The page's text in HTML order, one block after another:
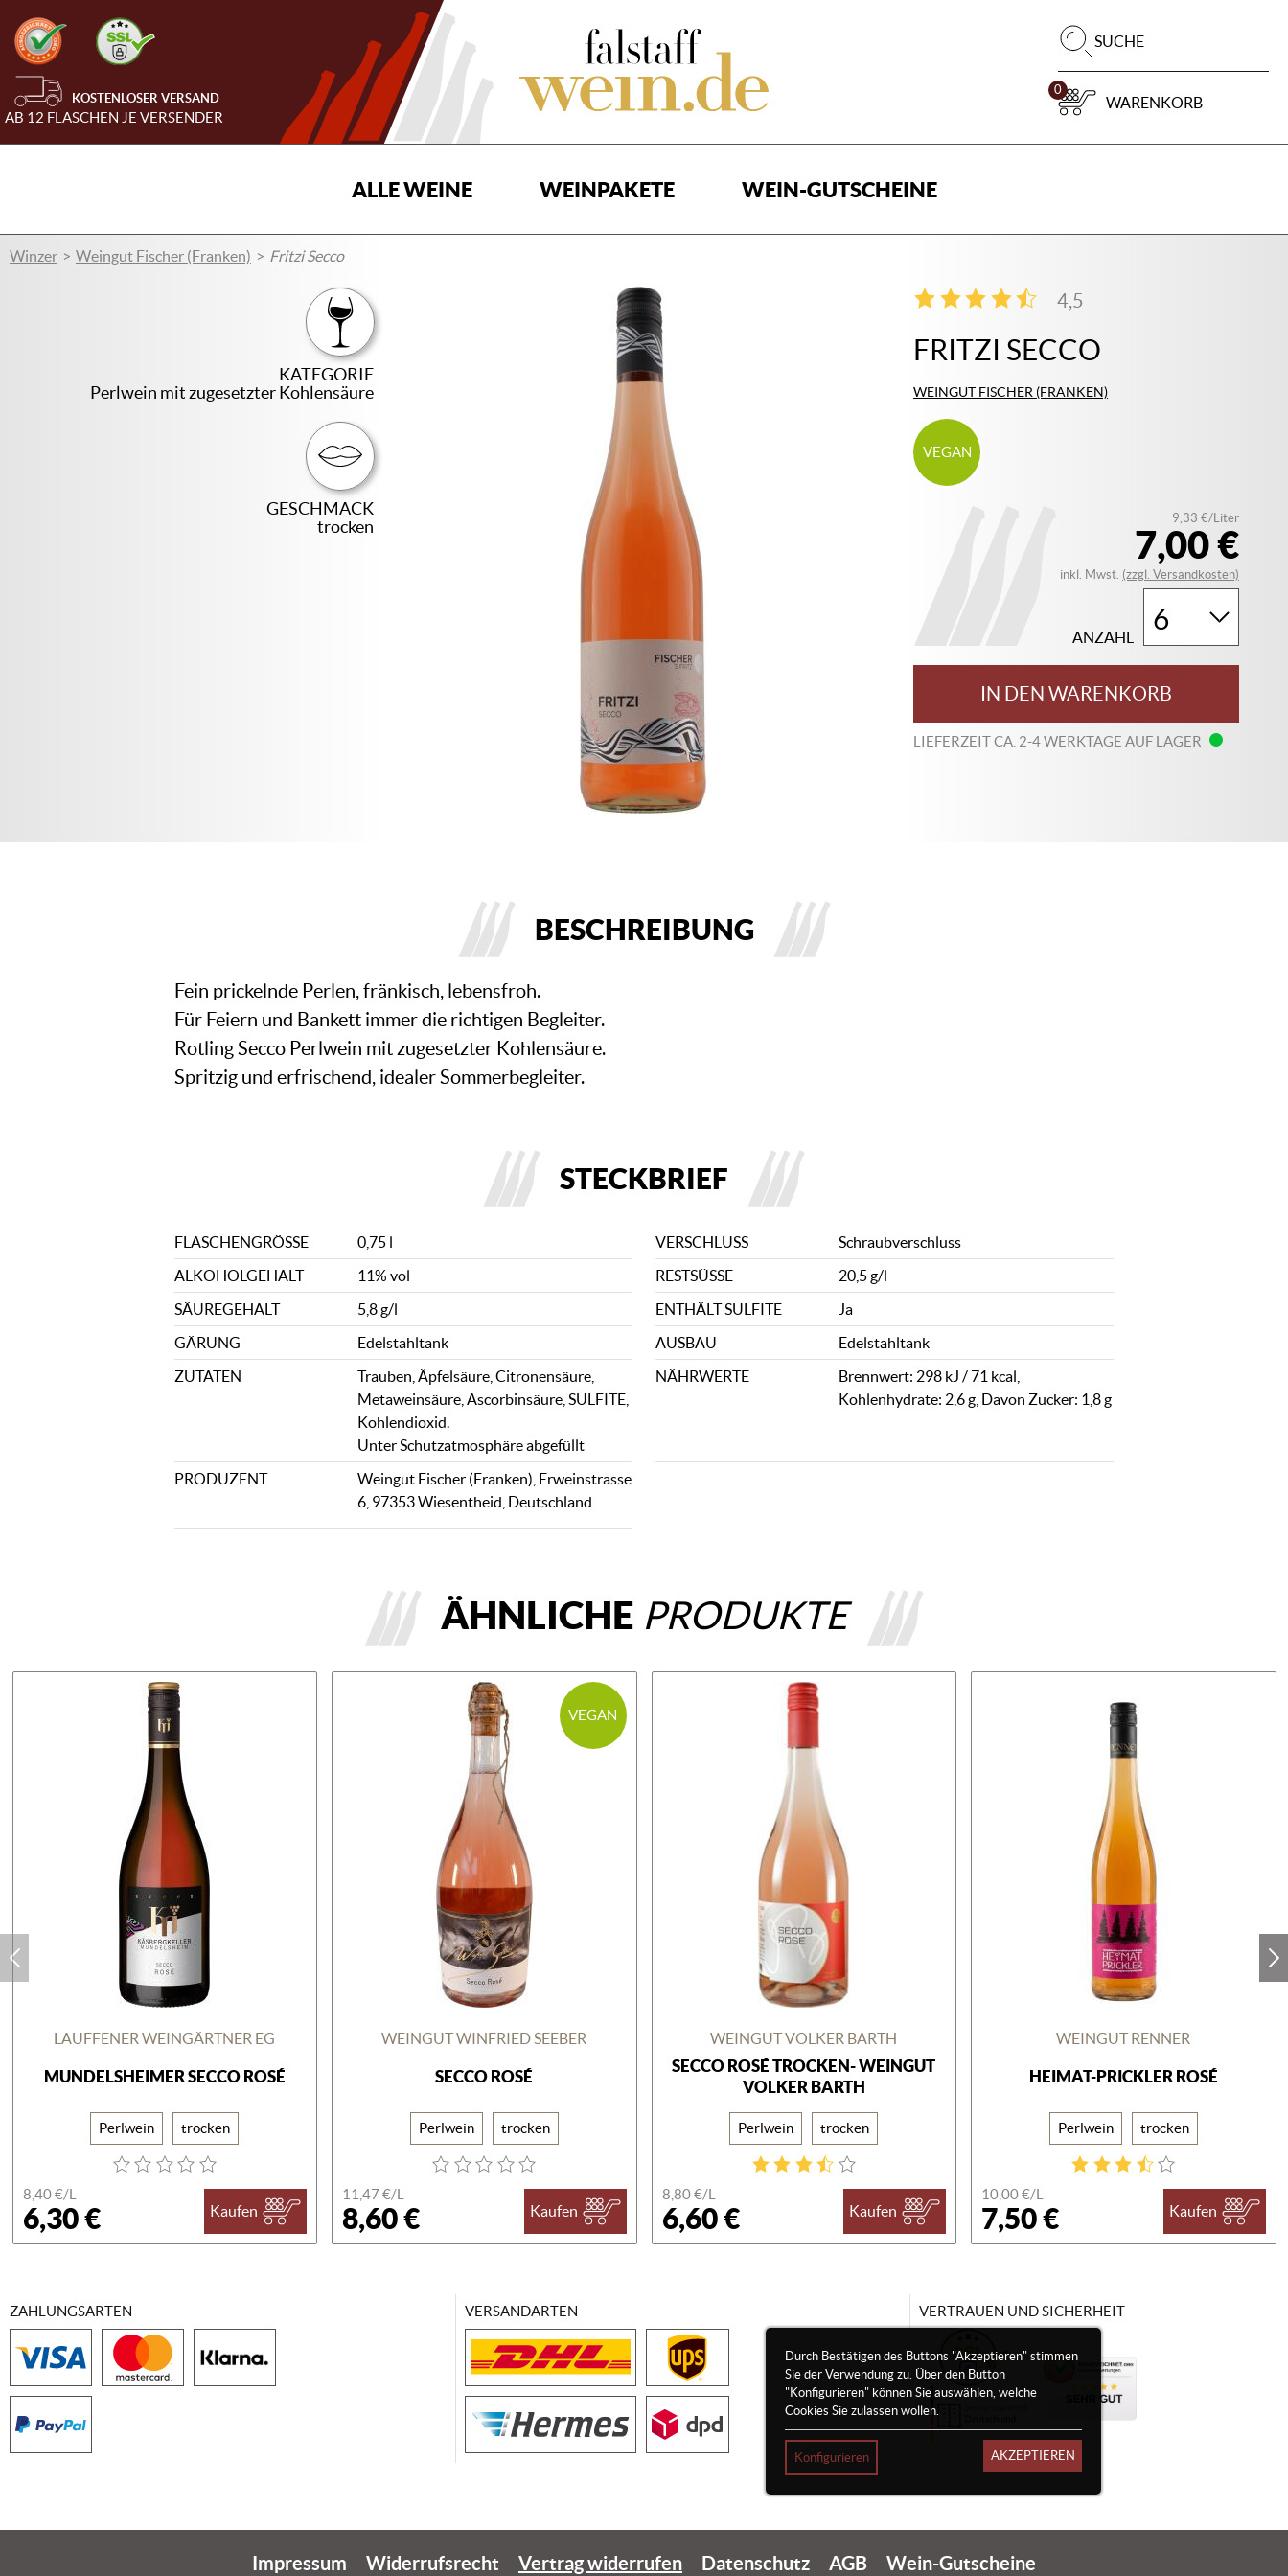
KOSTENLOSER VERSAND
AB 12 FLASCHEN JE VERSENDER
SUCHE
0
WARENKORB
ALLE WEINE WEINPAKETE WEIN-GUTSCHEINE
Winzer Weingut Fischer (Franken) Fritzi Secco
KATEGORIE
Perlwein mit zugesetzter Kohlensäure
GESCHMACK
trocken
FRITZI SECCO
WEINGUT FISCHER (FRANKEN)
4,5
2
VEGAN
7,00 €
9,33 €/Liter
inkl. Mwst. (zzgl. Versandkosten)
ANZAHL
IN DEN WARENKORB
LIEFERZEIT CA. 2-4 WERKTAGE AUF LAGER
BESCHREIBUNG
Fein prickelnde Perlen, fränkisch, lebensfroh.
Für Feiern und Bankett immer die richtigen Begleiter.
Rotling Secco Perlwein mit zugesetzter Kohlensäure.
Spritzig und erfrischend, idealer Sommerbegleiter.
STECKBRIEF
FLASCHENGRÖSSE 0,75 l VERSCHLUSS
Schraubverschluss
ALKOHOLGEHALT
11% vol RESTSÜSSE
20,5 g/l
SÄUREGEHALT
5,8 g/l ENTHÄLT SULFITE
Ja
GÄRUNG
Edelstahltank AUSBAU
Edelstahltank
ZUTATEN
Trauben, Äpfelsäure, Citronensäure,
Metaweinsäure, Ascorbinsäure, SULFITE,
Kohlendioxid.
Unter Schutzatmosphäre abgefüllt
NÄHRWERTE
Brennwert: 298 kJ / 71 kcal,
Kohlenhydrate: 2,6 g, Davon Zucker: 1,8 g
PRODUZENT
Weingut Fischer (Franken), Erweinstrasse
6, 97353 Wiesentheid, Deutschland
ÄHNLICHE PRODUKTE
LAUFFENER WEINGÄRTNER EG
MUNDELSHEIMER SECCO ROSÉ
Perlwein trocken
8,40 €/L
6,30 € Kaufen
VEGAN
WEINGUT WINFRIED SEEBER
SECCO ROSÉ
Perlwein trocken
11,47 €/L
8,60 € Kaufen
WEINGUT VOLKER BARTH
SECCO ROSÉ TROCKEN- WEINGUT
VOLKER BARTH
Perlwein trocken
8,80 €/L
6,60 € Kaufen
WEINGUT RENNER
HEIMAT-PRICKLER ROSÉ
Perlwein trocken
10,00 €/L
7,50 € Kaufen
Durch Bestätigen des Buttons "Akzeptieren" stimmen
Sie der Verwendung zu. Über den Button
"Konfigurieren" können Sie auswählen, welche
Cookies Sie zulassen wollen.
Konfigurieren AKZEPTIEREN
ZAHLUNGSARTEN VERSANDARTEN VERTRAUEN UND SICHERHEIT
Impressum Widerrufsrecht Vertrag widerrufen Datenschutz AGB Wein-Gutscheine